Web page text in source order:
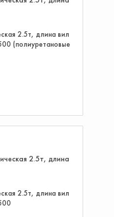
2.5т, длина вил
(полиуретановые
2.5т, длина вил